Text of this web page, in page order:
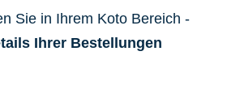
Sie in Ihrem Koto Bereich -
Ihrer Bestellungen